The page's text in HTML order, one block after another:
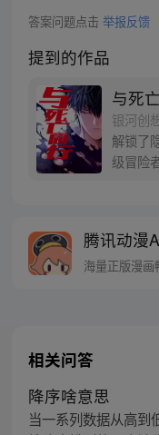
答案问题点击 举报反馈
提到的作品
与死
银河创
解锁了
级冒险
腾讯动漫
海量正版漫画
相关问答
降序啥意思
当一系列数据从高到